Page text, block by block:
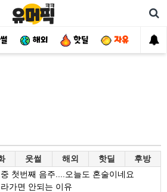
해외 핫딜 자유
웃썰 해외 핫딜 후방
첫번째 음주....오늘도 혼술이네요
가면 안되는 이유